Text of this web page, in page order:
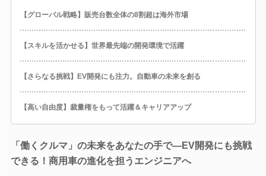
【グローバル戦略】販売台数全体の8割超は海外市場
【スキルを活かせる】世界最先端の開発環境で活躍
【さらなる挑戦】EV開発にも注力。自動車の未来を創る
【高い自由度】裁量権をもって活躍＆キャリアアップ
「働くクルマ」の未来をあなたの手で―EV開発にも挑戦
できる！商用車の進化を担うエンジニアへ